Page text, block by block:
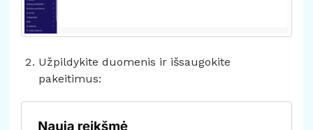
Užpildykite duomenis ir išsaugokite
pakeitimus: